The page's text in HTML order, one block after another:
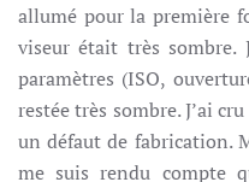
allumé pour la première
viseur était très sombre.
paramètres (ISO,
restée très sombre. J’ai
un défaut de fabrication.
me suis rendu compte